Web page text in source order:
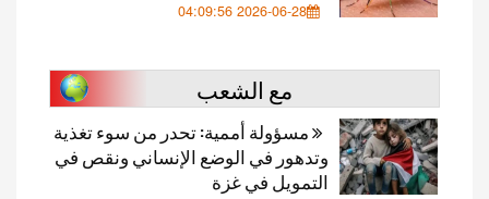
2026-06-28 04:09:56
مع الشعب
مسؤولة أممية: تحدر من سوء تغذية
وتدهور في الوضع الإنساني ونقص في
التمويل في غزة